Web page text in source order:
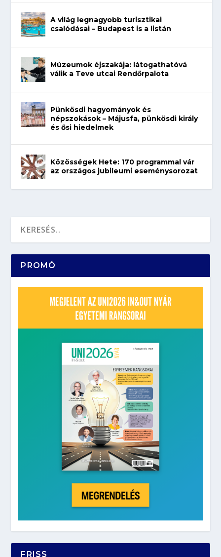
A világ legnagyobb turisztikai
csalódásai – Budapest is a listán
Múzeumok éjszakája: látogathatóvá
válik a Teve utcai Rendőrpalota
Pünkösdi hagyományok és
népszokások – Májusfa, pünkösdi király
és ősi hiedelmek
Közösségek Hete: 170 programmal vár
az országos jubileumi eseménysorozat
PROMÓ
FRISS